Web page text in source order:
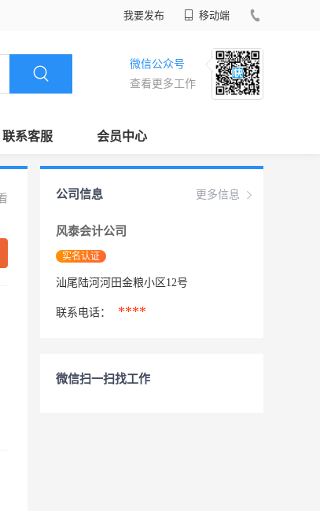
我要发布 移动端
微信公众号
查看更多工作
联系客服 会员中心
更多信息
公司信息
风泰会计公司
实名认证
汕尾陆河河田金粮小区12号
联系电话： ****
微信扫一扫找工作